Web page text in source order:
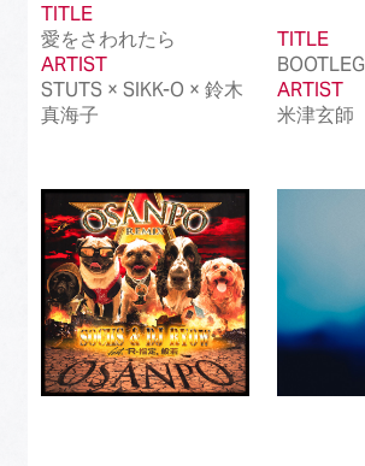
TITLE
愛をさわれたら
ARTIST
STUTS × SIKK-O × 鈴木
真海子
TITLE
BOOTLEG
ARTIST
米津玄師